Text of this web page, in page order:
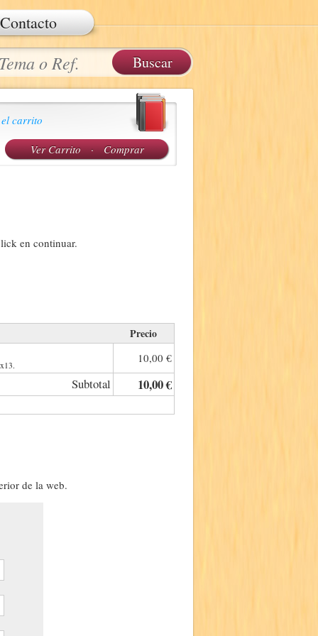
Contacto
carrito
Ver Carrito · Comprar
en continuar.
Precio
10,00 €
Subtotal 10,00 €
de la web.